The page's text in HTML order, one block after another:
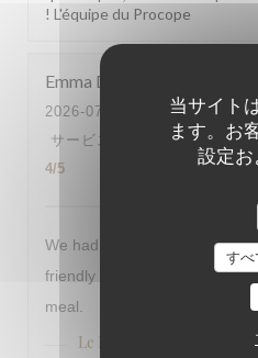
当サイト
ます。お
設定お
すべ
! L'équipe du Procope
Emma D
2026-07-29
- 18:30 - ゲスト
サービス
雰囲気 : /5
4/5
We had a lovely meal at Le
friendly and helpful. We liked
meal.
Le Procope はこのレビ